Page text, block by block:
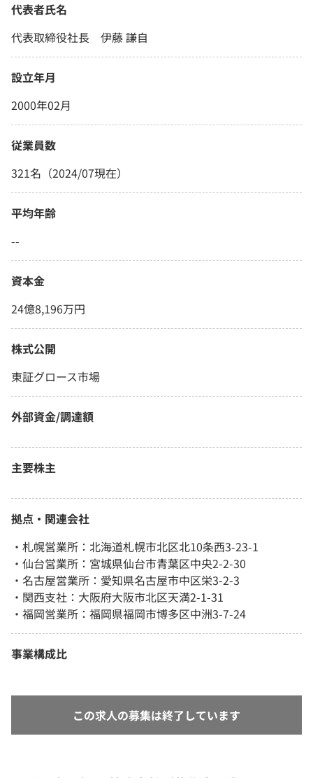
代表者氏名
代表取締役社長 伊藤 謙自
設立年月
2000年02月
従業員数
321名（2024/07現在）
平均年齢
--
資本金
24億8,196万円
株式公開
東証グロース市場
外部資金/調達額
主要株主
拠点・関連会社
・札幌営業所：北海道札幌市北区北10条西3-23-1
・仙台営業所：宮城県仙台市青葉区中央2-2-30
・名古屋営業所：愛知県名古屋市中区栄3-2-3
・関西支社：大阪府大阪市北区天満2-1-31
・福岡営業所：福岡県福岡市博多区中洲3-7-24
事業構成比
この求人の募集は終了しています